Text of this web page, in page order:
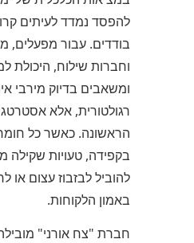
להפסד נמדד לעיתים
בודדים. עבור מפעלים,
וחברות שילוח, היכולת
ומשאבים בדיוק מירבי
רגולטורית, אלא
הראשונה. כאשר כל
בקפידה, טעויות שקילה
להוביל לבזבוז עצום או
באמון הלקוחות.
חברת "צח אורני"